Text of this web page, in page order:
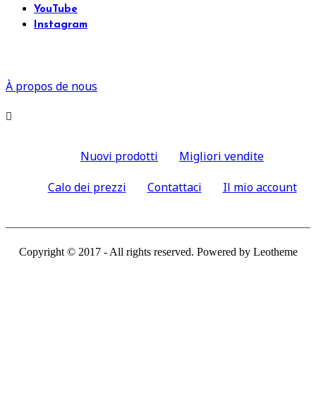
YouTube
Instagram
À propos de nous

Nuovi prodotti
Migliori vendite
Calo dei prezzi
Contattaci Il mio account
Copyright © 2017 - All rights reserved. Powered by Leotheme